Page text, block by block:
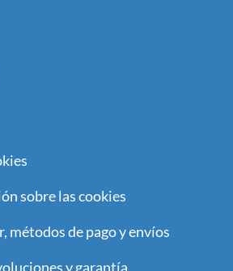
sobre las cookies
métodos de pago y envíos
y garantía